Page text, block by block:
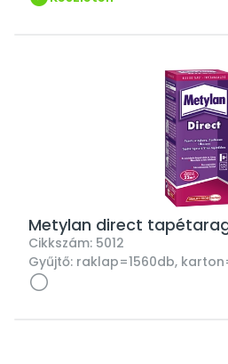
Metylan direct
Cikkszám: 5012
Gyűjtő: raklap=1560db,